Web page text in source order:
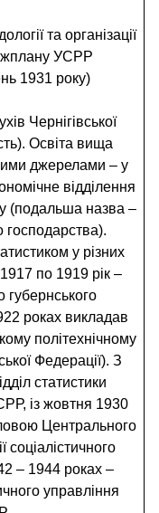
та організації
УСРР
1931 року)
Чернігівської
Освіта вища
джерелами – у
відділення
(подальша назва –
господарства).
у різних
по 1919 рік –
губернського
роках викладав
політехнічному
Федерації). З
статистики
із жовтня 1930
Центрального
соціалістичного
– 1944 роках –
управління